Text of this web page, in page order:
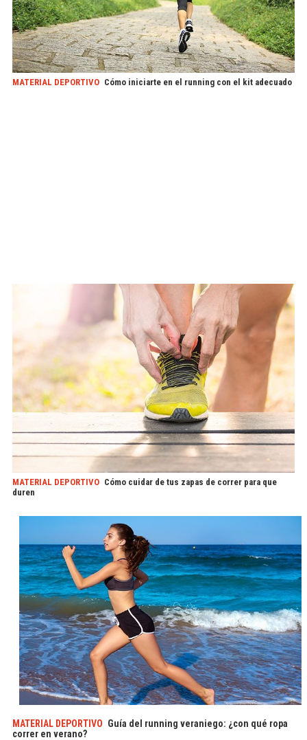
MATERIAL DEPORTIVO Cómo iniciarte en el running con el kit adecuado
MATERIAL DEPORTIVO Cómo cuidar de tus zapas de correr para que
duren
MATERIAL DEPORTIVO Guía del running veraniego: ¿con qué ropa
correr en verano?